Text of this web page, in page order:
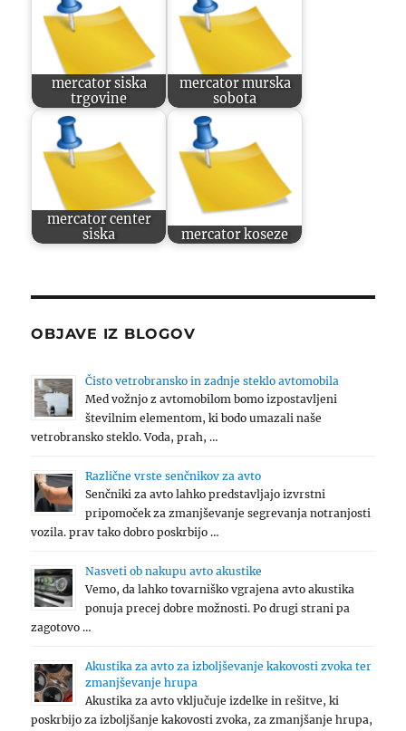
mercator siska
trgovine
mercator murska
sobota
mercator center
siska
mercator koseze
OBJAVE IZ BLOGOV
Čisto vetrobransko in zadnje steklo avtomobila
Med vožnjo z avtomobilom bomo izpostavljeni
številnim elementom, ki bodo umazali naše
vetrobransko steklo. Voda, prah, …
Različne vrste senčnikov za avto
Senčniki za avto lahko predstavljajo izvrstni
pripomoček za zmanjševanje segrevanja notranjosti
vozila. prav tako dobro poskrbijo …
Nasveti ob nakupu avto akustike
Vemo, da lahko tovarniško vgrajena avto akustika
ponuja precej dobre možnosti. Po drugi strani pa
zagotovo …
Akustika za avto za izboljševanje kakovosti zvoka ter
zmanjševanje hrupa
Akustika za avto vključuje izdelke in rešitve, ki
poskrbijo za izboljšanje kakovosti zvoka, za zmanjšanje hrupa,